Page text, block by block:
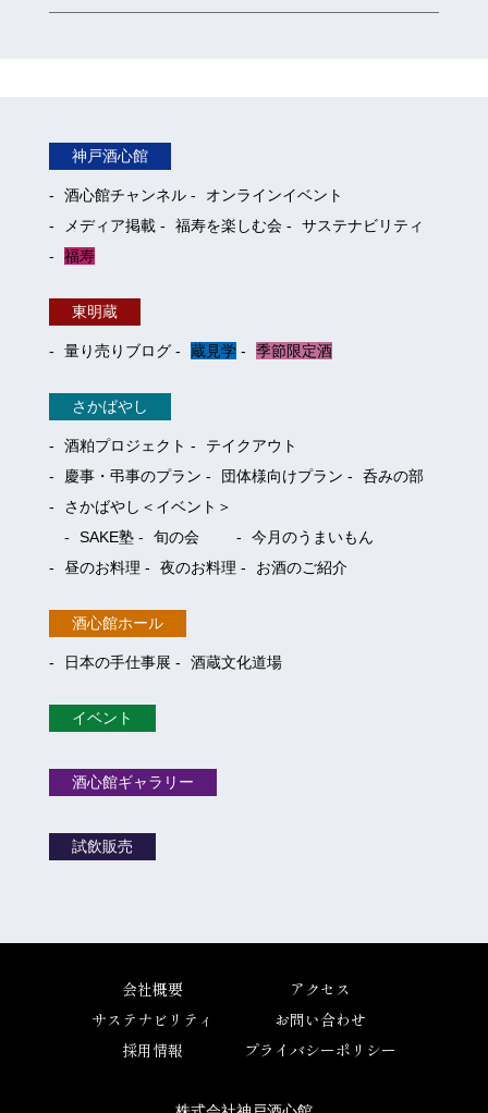
神戸酒心館
酒心館チャンネル
オンラインイベント
メディア掲載
福寿を楽しむ会
サステナビリティ
福寿
東明蔵
量り売りブログ 蔵見学 季節限定酒
さかばやし
酒粕プロジェクト
テイクアウト
慶事・弔事のプラン
団体様向けプラン
呑みの部
さかばやし＜イベント＞
SAKE塾
旬の会
今月のうまいもん
昼のお料理
夜のお料理 お酒のご紹介
酒心館ホール
日本の手仕事展 酒蔵文化道場
イベント
酒心館ギャラリー
試飲販売
会社概要
サステナビリティ
採用情報
アクセス
お問い合わせ
プライバシーポリシー